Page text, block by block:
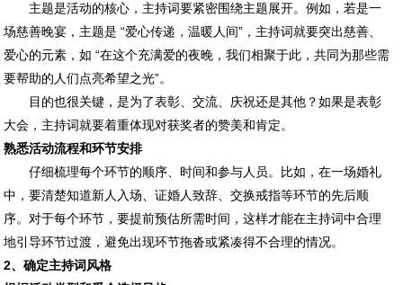
主题是活动的核心，主持词要紧密围绕主题展开。例如，若是一
场慈善晚宴，主题是 “爱心传递，温暖人间”，主持词就要突出慈善、
爱心的元素，如 “在这个充满爱的夜晚，我们相聚于此，共同为那些需
要帮助的人们点亮希望之光”。
目的也很关键，是为了表彰、交流、庆祝还是其他？如果是表彰
大会，主持词就要着重体现对获奖者的赞美和肯定。
熟悉活动流程和环节安排
仔细梳理每个环节的顺序、时间和参与人员。比如，在一场婚礼
中，要清楚知道新人入场、证婚人致辞、交换戒指等环节的先后顺
序。对于每个环节，要提前预估所需时间，这样才能在主持词中合理
地引导环节过渡，避免出现环节拖沓或紧凑得不合理的情况。
2、确定主持词风格